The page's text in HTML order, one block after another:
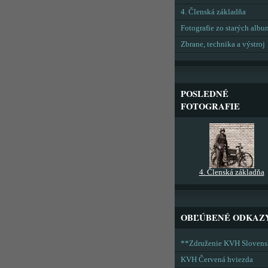
4. Členská základňa
Fotografie zo starých
Zbrane, technika a výstroj
POSLEDNÉ
FOTOGRAFIE
4. Členská základňa
OBĽÚBENÉ
**Združenie KVH
KVH Červená hviezda